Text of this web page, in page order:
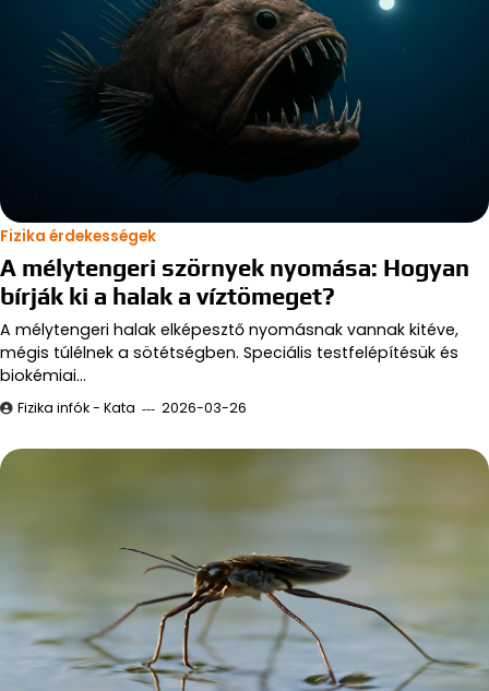
Fizika érdekességek
A mélytengeri szörnyek nyomása: Hogyan
bírják ki a halak a víztömeget?
A mélytengeri halak elképesztő nyomásnak vannak kitéve,
mégis túlélnek a sötétségben. Speciális testfelépítésük és
biokémiai…
Fizika infók - Kata 2026-03-26